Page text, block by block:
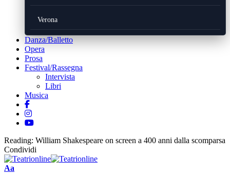
Verona
Danza/Balletto
Opera
Prosa
Festival/Rassegna
Intervista
Libri
Musica
Reading: William Shakespeare on screen a 400 anni dalla scomparsa
Condividi
Font
Aa